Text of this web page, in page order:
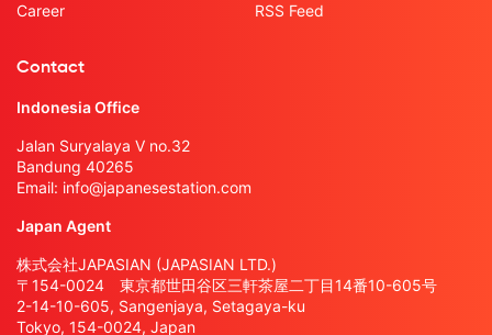
Career
RSS Feed
Contact
Indonesia Office
Jalan Suryalaya V no.32
Bandung 40265
Email: info@japanesestation.com
Japan Agent
株式会社JAPASIAN (JAPASIAN LTD.)
〒154-0024 東京都世田谷区三軒茶屋二丁目14番10-605号
2-14-10-605, Sangenjaya, Setagaya-ku
Tokyo, 154-0024, Japan